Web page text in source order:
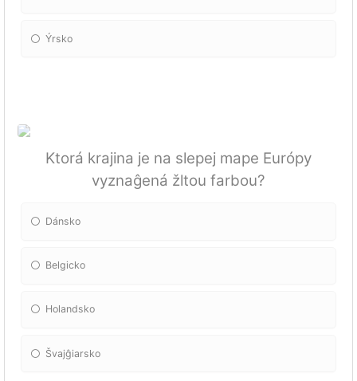
Ýrsko
Ktorá krajina je na slepej mape Európy
vyznaĝená žltou farbou?
Dánsko
Belgicko
Holandsko
Švajĝiarsko